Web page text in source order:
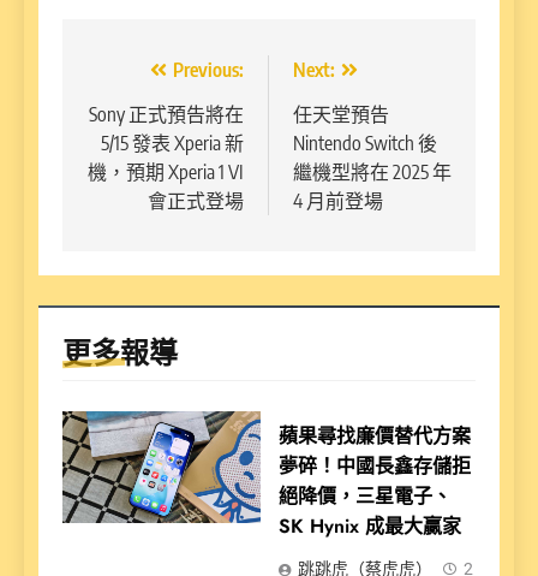
章
導
Previous:
Sony 正式預告將在
5/15 發表 Xperia 新
機，預期 Xperia 1 VI
會正式登場
Next:
任天堂預告
Nintendo Switch 後
繼機型將在 2025 年
4 月前登場
更多報導
蘋果尋找廉價替代方案
夢碎！中國長鑫存儲拒
絕降價，三星電子、
SK Hynix 成最大贏家
跳跳虎（蔡虎虎） 2